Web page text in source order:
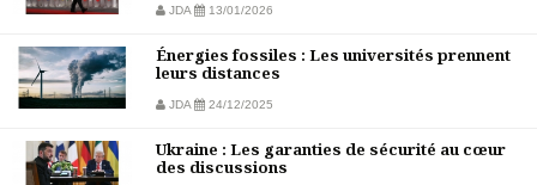
JDA 13/01/2026
Énergies fossiles : Les universités prennent
leurs distances
JDA 24/12/2025
Ukraine : Les garanties de sécurité au cœur
des discussions